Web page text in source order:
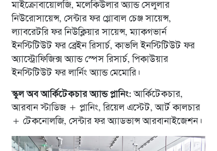
মাইক্রোবায়োলজি, মলেকিউলার অ্যান্ড সেলুলার
নিউরোসায়েন্স, সেন্টার ফর গ্লোবাল চেঞ্জ সায়েন্স,
ল্যাবরেটরি ফর নিউক্লিয়ার সায়েন্স, ম্যাকগভার্ন
ইনস্টিটিউট ফর ব্রেইন রিসার্চ, কাভলি ইনস্টিটিউট ফর
অ্যাস্ট্রোফিজিক্স অ্যান্ড স্পেস রিসার্চ, পিকাউয়ার
ইনস্টিটিউট ফর লার্নিং অ্যান্ড মেমোরি।
স্কুল অব আর্কিটেকচার অ্যান্ড প্লানিং: আর্কিটেকচার,
আরবান স্টাডিজ + প্লানিং, রিয়েল এস্টেট, আর্ট কালচার
+ টেকনোলজি, সেন্টার ফর অ্যাডভান্স আরবানাইজেশন।